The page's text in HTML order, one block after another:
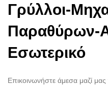
Γρύλλοι-
Παραθύρων-
Εσωτερικό
Επικοινωνήστε άμεσα μαζί